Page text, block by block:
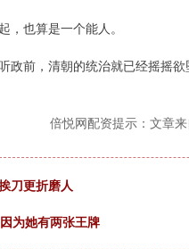
也算是一个能人。
前，清朝的统治就已经摇摇欲
倍悦网配资提示：文章
刀更折磨人
为她有两张王牌